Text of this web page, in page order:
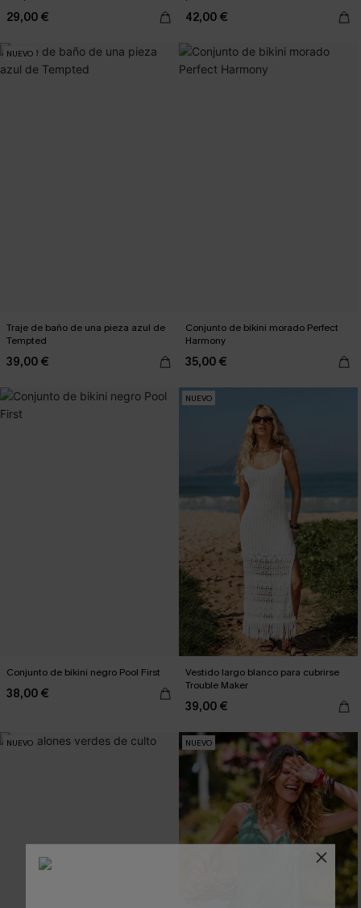
29,00 € 42,00 €
NUEVO
Traje de baño de una pieza azul de
Tempted
39,00 €
Conjunto de bikini morado Perfect
Harmony
35,00 €
Conjunto de bikini negro Pool First
38,00 €
NUEVO
Vestido largo blanco para cubrirse
Trouble Maker
39,00 €
NUEVO NUEVO